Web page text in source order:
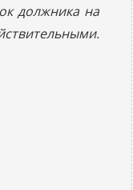
должника на